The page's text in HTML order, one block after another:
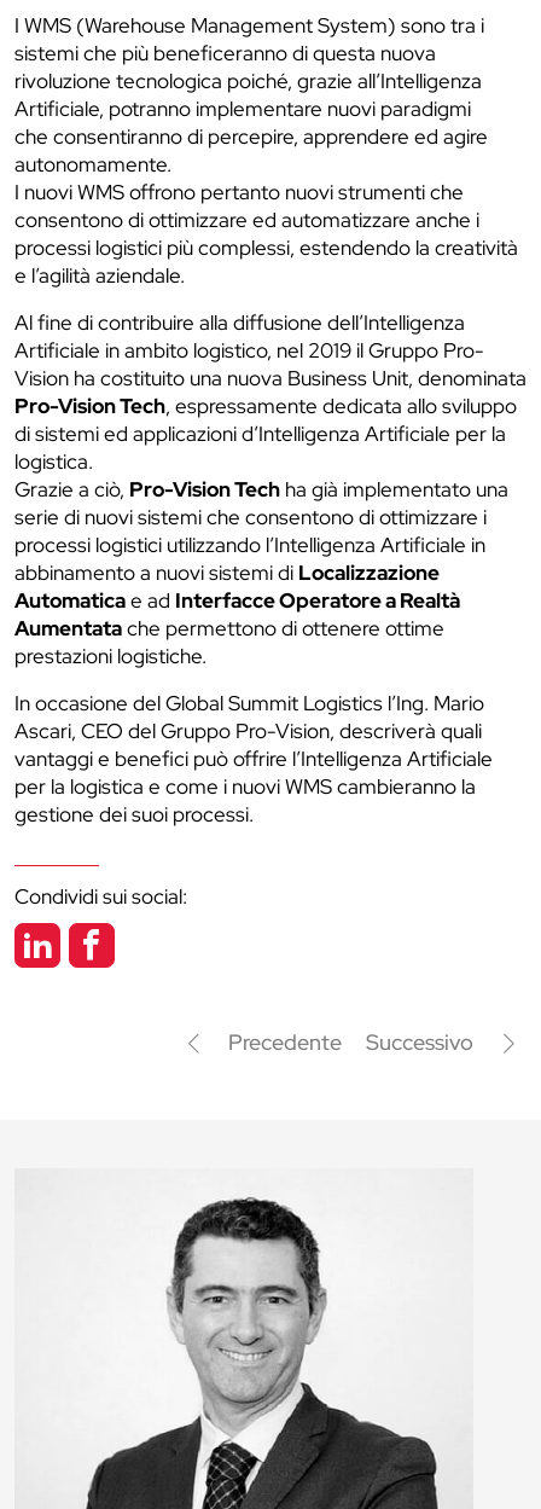
I WMS (Warehouse Management System) sono tra i
sistemi che più beneficeranno di questa nuova
rivoluzione tecnologica poiché, grazie all’Intelligenza
Artificiale, potranno implementare nuovi paradigmi
che consentiranno di percepire, apprendere ed agire
autonomamente.
I nuovi WMS offrono pertanto nuovi strumenti che
consentono di ottimizzare ed automatizzare anche i
processi logistici più complessi, estendendo la creatività
e l’agilità aziendale.
Al fine di contribuire alla diffusione dell’Intelligenza
Artificiale in ambito logistico, nel 2019 il Gruppo Pro-
Vision ha costituito una nuova Business Unit, denominata
Pro-Vision Tech, espressamente dedicata allo sviluppo
di sistemi ed applicazioni d’Intelligenza Artificiale per la
logistica.
Grazie a ciò, Pro-Vision Tech ha già implementato una
serie di nuovi sistemi che consentono di ottimizzare i
processi logistici utilizzando l’Intelligenza Artificiale in
abbinamento a nuovi sistemi di Localizzazione
Automaticae ad Interfacce Operatore a Realtà
Aumentatache permettono di ottenere ottime
prestazioni logistiche.
In occasione del Global Summit Logistics l’Ing. Mario
Ascari, CEO del Gruppo Pro-Vision, descriverà quali
vantaggi e benefici può offrire l’Intelligenza Artificiale
per la logistica e come i nuovi WMS cambieranno la
gestione dei suoi processi.
Condividi sui social:
Precedente Successivo